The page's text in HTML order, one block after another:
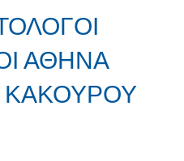
ΑΘΗΝΑ
ΚΑΚΟΥΡΟΥ